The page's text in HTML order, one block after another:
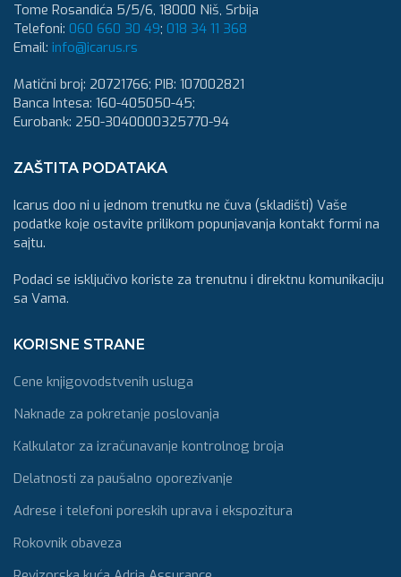
Tome Rosandića 5/5/6, 18000 Niš, Srbija
Telefoni: 060 660 30 49; 018 34 11 368
Email: info@icarus.rs
Matični broj: 20721766; PIB: 107002821
Banca Intesa: 160-405050-45;
Eurobank: 250-3040000325770-94
ZAŠTITA PODATAKA
Icarus doo ni u jednom trenutku ne čuva (skladišti) Vaše
podatke koje ostavite prilikom popunjavanja kontakt formi na
sajtu.
Podaci se isključivo koriste za trenutnu i direktnu komunikaciju
sa Vama.
KORISNE STRANE
Cene knjigovodstvenih usluga
Naknade za pokretanje poslovanja
Kalkulator za izračunavanje kontrolnog broja
Delatnosti za paušalno oporezivanje
Adrese i telefoni poreskih uprava i ekspozitura
Rokovnik obaveza